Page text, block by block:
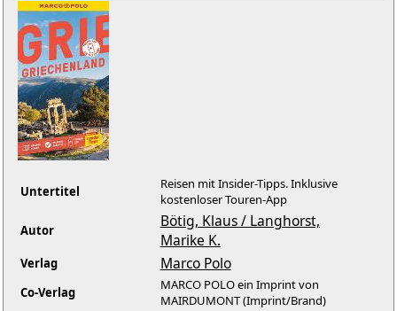
Untertitel
Reisen mit Insider-Tipps. Inklusive
kostenloser Touren-App
Autor
Bötig, Klaus / Langhorst,
Marike K.
Verlag Marco Polo
Co-Verlag
MARCO POLO ein Imprint von
MAIRDUMONT (Imprint/Brand)